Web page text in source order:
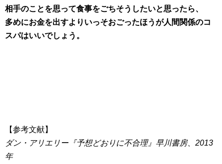
相手のことを思って食事をごちそうしたいと思ったら、
多めにお金を出すよりいっそおごったほうが人間関係のコ
スパはいいでしょう。
【参考文献】
ダン・アリエリー『予想どおりに不合理』早川書房、2013
年